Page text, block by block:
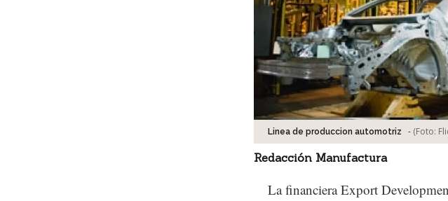
Linea de produccion automotriz - (Foto:
Redacción Manufactura
La financiera Export